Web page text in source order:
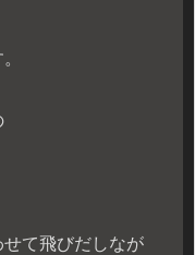
て飛びだしなが